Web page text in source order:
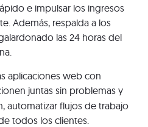
e impulsar los ingresos
Además, respalda a los
las 24 horas del
aplicaciones web con
juntas sin problemas y
automatizar flujos de trabajo
todos los clientes.